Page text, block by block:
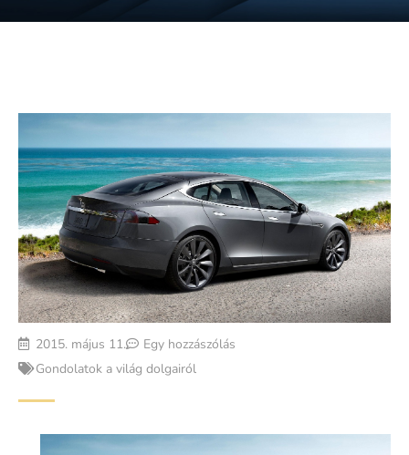
2015. május 11.
Egy hozzászólás
Gondolatok a világ dolgairól